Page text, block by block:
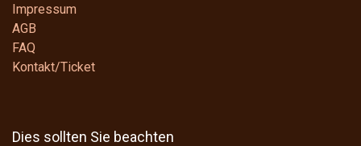
Impressum
AGB
FAQ
Kontakt/Ticket
Dies sollten Sie beachten